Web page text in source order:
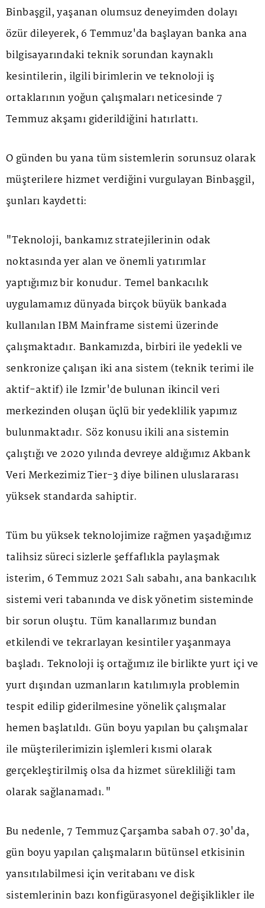
Binbaşgil, yaşanan olumsuz deneyimden dolayı
özür dileyerek, 6 Temmuz'da başlayan banka ana
bilgisayarındaki teknik sorundan kaynaklı
kesintilerin, ilgili birimlerin ve teknoloji iş
ortaklarının yoğun çalışmaları neticesinde 7
Temmuz akşamı giderildiğini hatırlattı.
O günden bu yana tüm sistemlerin sorunsuz olarak
müşterilere hizmet verdiğini vurgulayan Binbaşgil,
şunları kaydetti:
"Teknoloji, bankamız stratejilerinin odak
noktasında yer alan ve önemli yatırımlar
yaptığımız bir konudur. Temel bankacılık
uygulamamız dünyada birçok büyük bankada
kullanılan IBM Mainframe sistemi üzerinde
çalışmaktadır. Bankamızda, birbiri ile yedekli ve
senkronize çalışan iki ana sistem (teknik terimi ile
aktif-aktif) ile İzmir'de bulunan ikincil veri
merkezinden oluşan üçlü bir yedeklilik yapımız
bulunmaktadır. Söz konusu ikili ana sistemin
çalıştığı ve 2020 yılında devreye aldığımız Akbank
Veri Merkezimiz Tier-3 diye bilinen uluslararası
yüksek standarda sahiptir.
Tüm bu yüksek teknolojimize rağmen yaşadığımız
talihsiz süreci sizlerle şeffaflıkla paylaşmak
isterim, 6 Temmuz 2021 Salı sabahı, ana bankacılık
sistemi veri tabanında ve disk yönetim sisteminde
bir sorun oluştu. Tüm kanallarımız bundan
etkilendi ve tekrarlayan kesintiler yaşanmaya
başladı. Teknoloji iş ortağımız ile birlikte yurt içi ve
yurt dışından uzmanların katılımıyla problemin
tespit edilip giderilmesine yönelik çalışmalar
hemen başlatıldı. Gün boyu yapılan bu çalışmalar
ile müşterilerimizin işlemleri kısmi olarak
gerçekleştirilmiş olsa da hizmet sürekliliği tam
olarak sağlanamadı."
Bu nedenle, 7 Temmuz Çarşamba sabah 07.30'da,
gün boyu yapılan çalışmaların bütünsel etkisinin
yansıtılabilmesi için veritabanı ve disk
sistemlerinin bazı konfigürasyonel değişiklikler ile